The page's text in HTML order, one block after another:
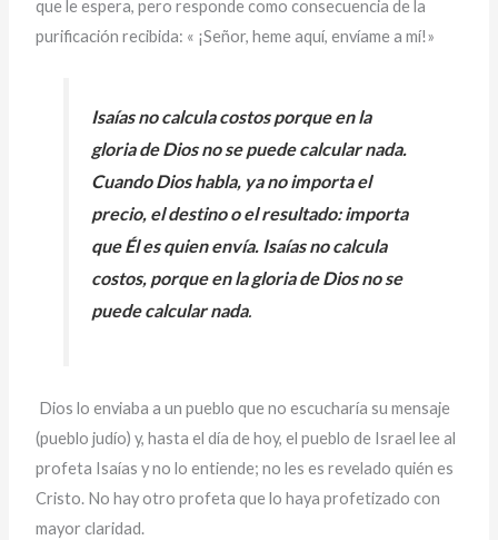
que le espera, pero responde como consecuencia de la
purificación recibida: « ¡Señor, heme aquí, envíame a mí!»
Isaías no calcula costos porque en la
gloria de Dios no se puede calcular nada.
Cuando Dios habla, ya no importa el
precio, el destino o el resultado: importa
que Él es quien envía. Isaías no calcula
costos, porque en la gloria de Dios no se
puede calcular nada.
Dios lo enviaba a un pueblo que no escucharía su mensaje
(pueblo judío) y, hasta el día de hoy, el pueblo de Israel lee al
profeta Isaías y no lo entiende; no les es revelado quién es
Cristo. No hay otro profeta que lo haya profetizado con
mayor claridad.